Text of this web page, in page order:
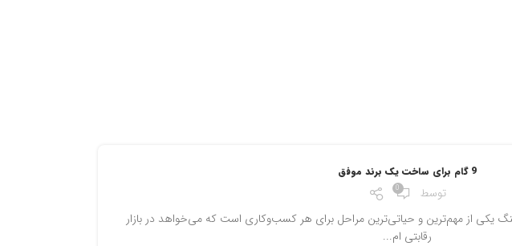
9 گام برای ساخت یک برند موفق
توسط 0
یکی از مهم‌ترین و حیاتی‌ترین مراحل برای هر کسب‌وکاری است که می‌خواهد در بازار
رقابتی ام...